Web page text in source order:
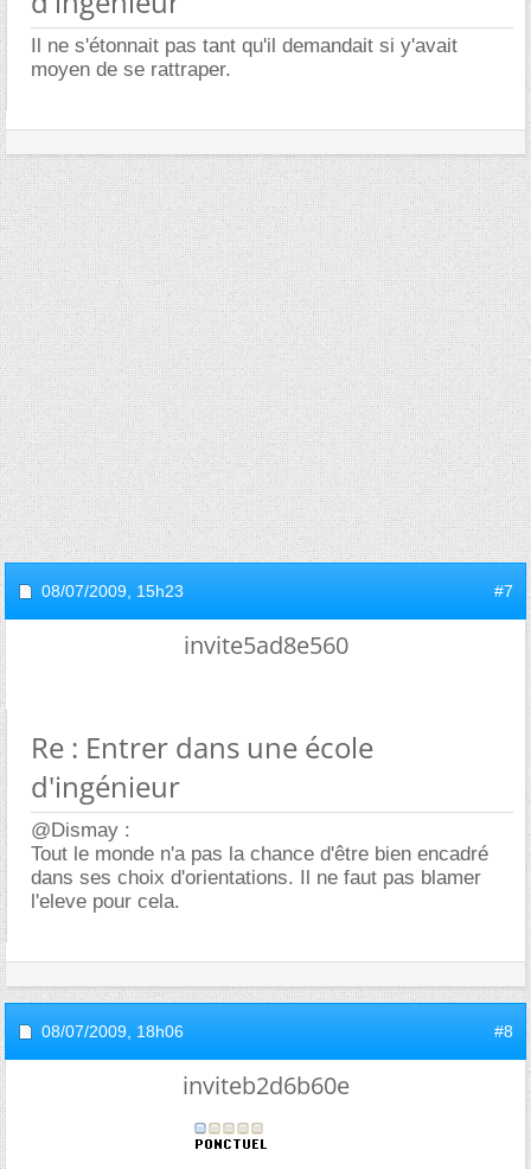
Il ne s'étonnait pas tant qu'il demandait si y'avait
moyen de se rattraper.
08/07/2009, 15h23 #7
invite5ad8e560
Re : Entrer dans une école
d'ingénieur
@Dismay :
Tout le monde n'a pas la chance d'être bien encadré
dans ses choix d'orientations. Il ne faut pas blamer
l'eleve pour cela.
08/07/2009, 18h06 #8
inviteb2d6b60e